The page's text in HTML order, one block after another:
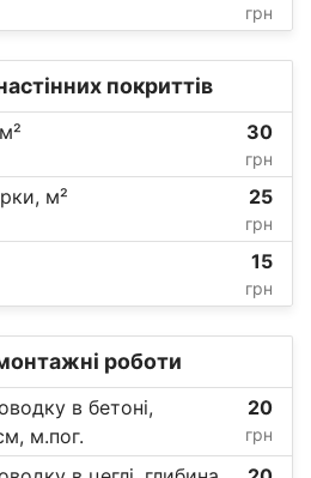
грн
покриттів
30
грн
м² 25
грн
15
грн
роботи
в бетоні,
м.пог.
20
грн